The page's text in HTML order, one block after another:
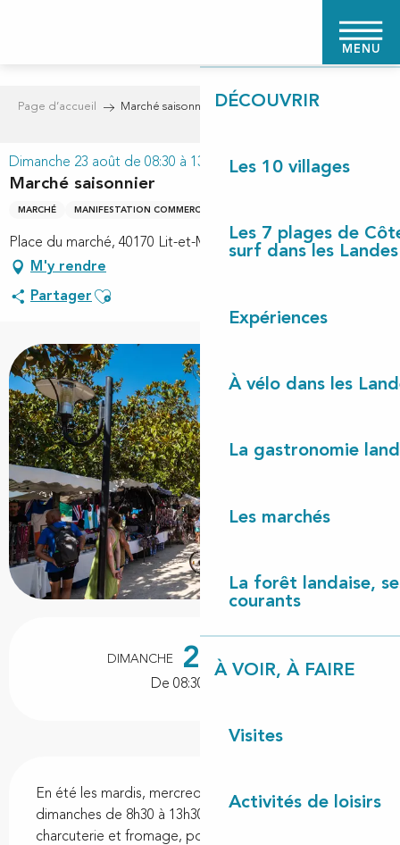
MENU
PAGE D'ACCUEIL
DÉCOUVRIR
Les 10 villages
Les 7 plages de
surf dans les Landes
Expériences
À vélo dans les
La gastronomie
Les marchés
La forêt landaise,
courants
À VOIR, À FAIRE
Visites
Activités de loisirs
Page d’accueil Marché saisonnier
Dimanche 23 août de 08:30 à 13:30
Marché saisonnier
MARCHÉ MANIFESTATION COMMERCIALE
Place du marché, 40170 Lit-et-Mixe
M'y rendre
Partager Ajouter aux favoris
DIMANCHE 23
De 08:30 à 13:30
En été les mardis, mercredis, jeudis, samedis, et
dimanches de 8h30 à 13h30 : Fruits et légumes,
charcuterie et fromage, poissonnier, produits